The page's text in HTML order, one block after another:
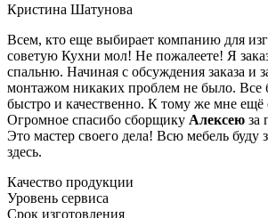
Кристина Шатунова
Всем, кто еще выбирает компанию для
советую Кухни мол! Не пожалеете! Я
спальню. Начиная с обсуждения заказа и
монтажом никаких проблем не было. Все
быстро и качественно. К тому же мне ещё
Огромное спасибо сборщику Алексею за
Это мастер своего дела! Всю мебель буду
здесь.
Качество продукции
Уровень сервиса
Срок изготовления